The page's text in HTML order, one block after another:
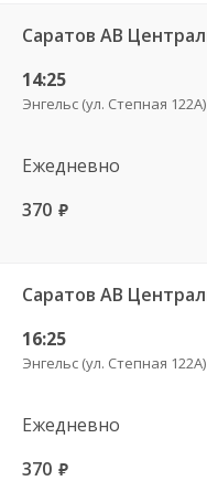
14:25
Энгельс (ул. Степная 122А)
Ежедневно
370 руб.
16:25
Энгельс (ул. Степная 122А)
Ежедневно
370 руб.